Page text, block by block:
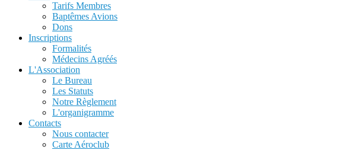
Tarifs Membres
Baptêmes Avions
Dons
Inscriptions
Formalités
Médecins Agréés
L'Association
Le Bureau
Les Statuts
Notre Règlement
L'organigramme
Contacts
Nous contacter
Carte Aéroclub